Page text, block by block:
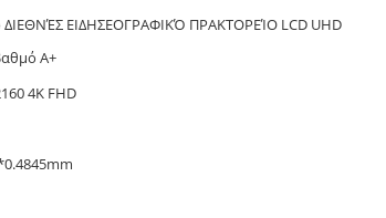
ΔΙΕΘΝΈΣ ΕΙΔΗΣΕΟΓΡΑΦΙΚΌ ΠΡΑΚΤΟΡΕΊΟ LCD UHD
A+
4K FHD